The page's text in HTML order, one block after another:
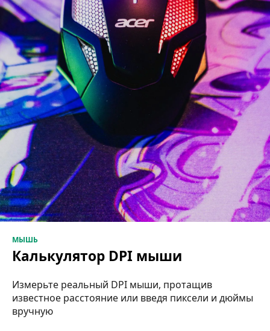
МЫШЬ
Калькулятор DPI мыши
Измерьте реальный DPI мыши, протащив
известное расстояние или введя пиксели и дюймы
вручную